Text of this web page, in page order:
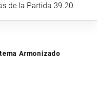
de la Partida 39.20.
Armonizado